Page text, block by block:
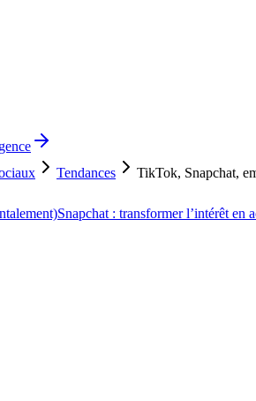
Tendances
TikTok, Snapchat,
Snapchat : transformer l’intérêt en